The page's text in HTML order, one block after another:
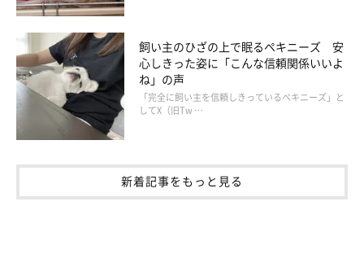
飼い主のひざの上で眠るペキニーズ 安
心しきった姿に「こんな信頼関係いいよ
ね」の声
「完全に飼い主を信頼しきっているペキニーズ」と
してX（旧Tw …
新着記事をもっと見る